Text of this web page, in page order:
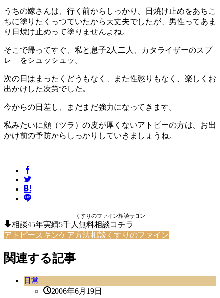
うちの嫁さんは、行く前からしっかり、日焼け止めをあちこ
ちに塗りたくっつていたから大丈夫でしたが、男性ってあま
り日焼け止めって塗りませんよね。
そこで帰ってすぐ、私と息子2人二人、カタライザーのスプ
レーをシュッシュッ。
次の日はまったくどうもなく、また性懲りもなく、楽しくお
出かけした次第でした。
今からの日差し、まだまだ強力になってきます。
私みたいに顔（ツラ）の皮が厚くないアトピーの方は、お出
かけ前の予防からしっかりしていきましょうね。
くすりのファイン相談サロン
相談45年実績5千人無料相談コチラ
アトピースキンケア方法相談くすりのファイン
関連する記事
日常
2006年6月19日